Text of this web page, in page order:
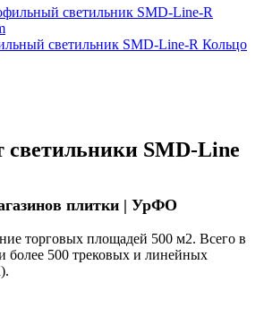
светильник SMD-Line-R Кольцо
светильники SMD-Line
плитки | УрФО
торговых площадей 500 м2. Всего в
более 500 трековых и линейных